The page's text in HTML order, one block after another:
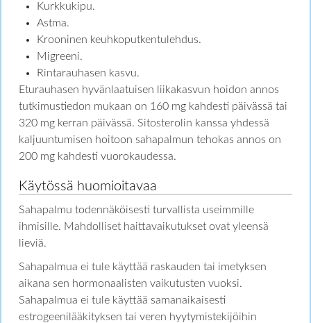
Kurkkukipu.
Astma.
Krooninen keuhkoputkentulehdus.
Migreeni.
Rintarauhasen kasvu.
Eturauhasen hyvänlaatuisen liikakasvun hoidon annos
tutkimustiedon mukaan on 160 mg kahdesti päivässä tai
320 mg kerran päivässä. Sitosterolin kanssa yhdessä
kaljuuntumisen hoitoon sahapalmun tehokas annos on
200 mg kahdesti vuorokaudessa.
Käytössä huomioitavaa
Sahapalmu todennäköisesti turvallista useimmille
ihmisille. Mahdolliset haittavaikutukset ovat yleensä
lieviä.
Sahapalmua ei tule käyttää raskauden tai imetyksen
aikana sen hormonaalisten vaikutusten vuoksi.
Sahapalmua ei tule käyttää samanaikaisesti
estrogeenilääkityksen tai veren hyytymistekijöihin